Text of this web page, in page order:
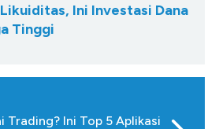
Ini Investasi Dana
Tinggi
Trading? Ini Top 5 Aplikasi